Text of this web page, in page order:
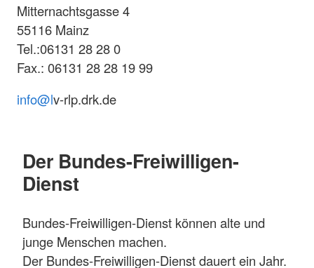
Mitternachtsgasse 4
55116 Mainz
Tel.:06131 28 28 0
Fax.: 06131 28 28 19 99
info@lv-rlp.drk.de
Der Bundes-Freiwilligen-
Dienst
Bundes-Freiwilligen-Dienst können alte und
junge Menschen machen.
Der Bundes-Freiwilligen-Dienst dauert ein Jahr.